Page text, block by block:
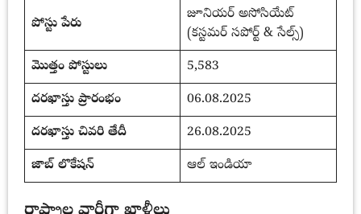
పోస్టు పేరు
జూనియర్ అసోసియేట్
(కస్టమర్ సపోర్ట్ & సేల్స్)
మొత్తం పోస్టులు
5,583
దరఖాస్తు ప్రారంభం
06.08.2025
దరఖాస్తు చివరి తేదీ
26.08.2025
జాబ్ లొకేషన్
ఆల్ ఇండియా